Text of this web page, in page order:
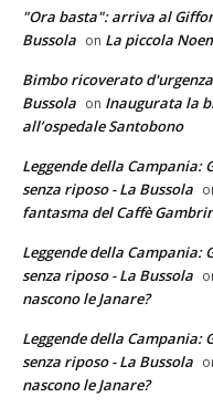
"Ora basta": arriva al
Bussola on La piccola
Bimbo ricoverato
Bussola on Inaugurata la
all’ospedale Santobono
Leggende della Campania:
senza riposo - La Bussola
fantasma del Caffè
Leggende della Campania:
senza riposo - La Bussola
nascono le Janare?
Leggende della Campania:
senza riposo - La Bussola
nascono le Janare?